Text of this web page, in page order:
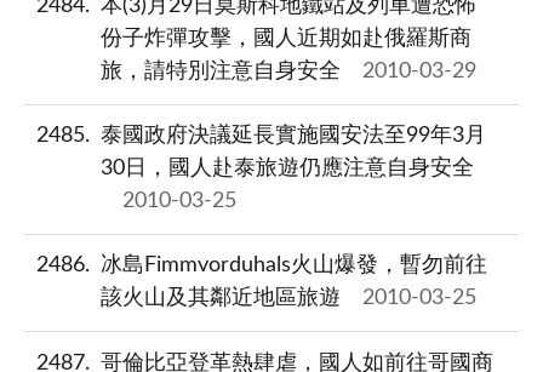
2484
本(3)月29日莫斯科地鐵站及列車遭恐怖
份子炸彈攻擊，國人近期如赴俄羅斯商
旅，請特別注意自身安全
2010-03-29
2485
泰國政府決議延長實施國安法至99年3月
30日，國人赴泰旅遊仍應注意自身安全
2010-03-25
2486
冰島Fimmvorduhals火山爆發，暫勿前往
該火山及其鄰近地區旅遊
2010-03-25
2487
哥倫比亞登革熱肆虐，國人如前往哥國商